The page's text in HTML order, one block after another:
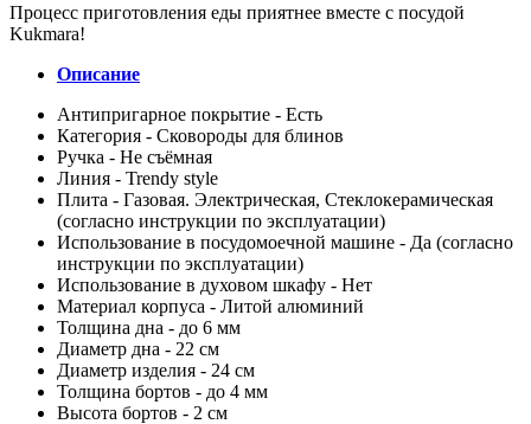
Процесс приготовления еды приятнее вместе с посудой
Kukmara!
Описание
Антипригарное покрытие - Есть
Категория - Сковороды для блинов
Ручка - Не съёмная
Линия - Trendy style
Плита - Газовая. Электрическая, Стеклокерамическая
(согласно инструкции по эксплуатации)
Использование в посудомоечной машине - Да (согласно
инструкции по эксплуатации)
Использование в духовом шкафу - Нет
Материал корпуса - Литой алюминий
Толщина дна - до 6 мм
Диаметр дна - 22 см
Диаметр изделия - 24 см
Толщина бортов - до 4 мм
Высота бортов - 2 см